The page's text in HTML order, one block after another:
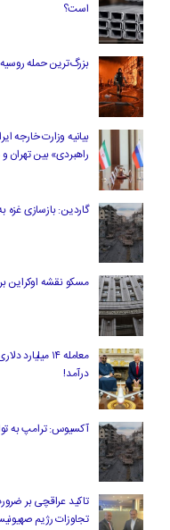
است؟
بزرگ‌ترین حمله
بیانیه وزارت خارجه
راهبردی» بین تهران
گاردین: بازسازی
مسکو نقشه اوکراین
معامله ۱۴
درآمد!
آکسیوس: ترامپ به توافق
تاکید عراقچی بر
تجاوزات رژیم